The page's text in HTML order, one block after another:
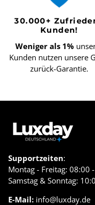
30.000+
Kunden!
Weniger als 1%
Kunden nutzen unsere
zurück-Garantie.
Supportzeiten:
Montag - Freitag: 08:00
Samstag & Sonntag:
E-Mail: info@luxday.de